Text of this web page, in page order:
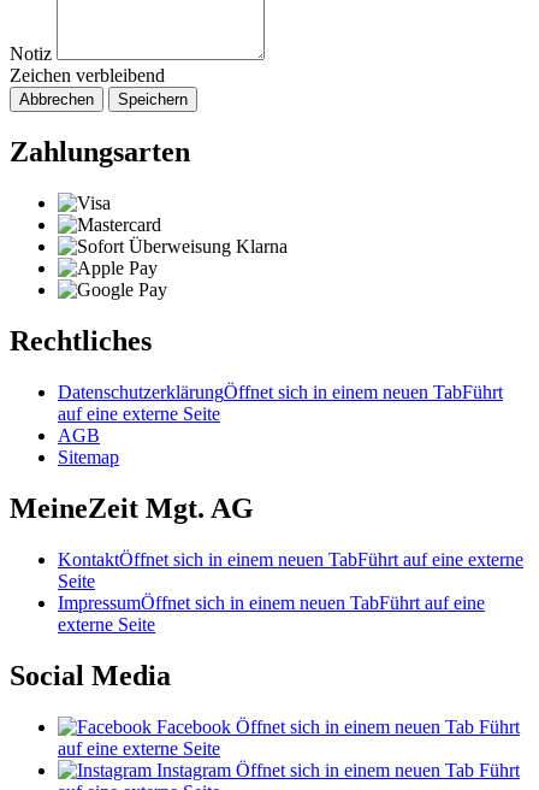
Notiz
Zeichen verbleibend
Abbrechen Speichern
Zahlungsarten
Rechtliches
DatenschutzerklärungÖffnet sich in einem neuen TabFührt
auf eine externe Seite
AGB
Sitemap
MeineZeit Mgt. AG
KontaktÖffnet sich in einem neuen TabFührt auf eine externe
Seite
ImpressumÖffnet sich in einem neuen TabFührt auf eine
externe Seite
Social Media
Facebook Öffnet sich in einem neuen Tab Führt
auf eine externe Seite
Instagram Öffnet sich in einem neuen Tab Führt